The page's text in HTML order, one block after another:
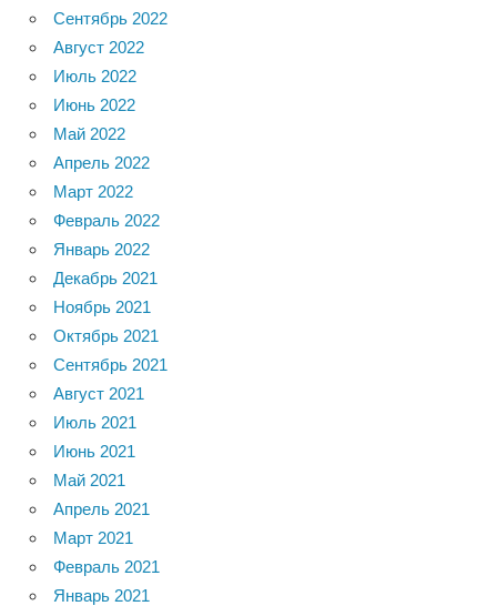
Сентябрь 2022
Август 2022
Июль 2022
Июнь 2022
Май 2022
Апрель 2022
Март 2022
Февраль 2022
Январь 2022
Декабрь 2021
Ноябрь 2021
Октябрь 2021
Сентябрь 2021
Август 2021
Июль 2021
Июнь 2021
Май 2021
Апрель 2021
Март 2021
Февраль 2021
Январь 2021